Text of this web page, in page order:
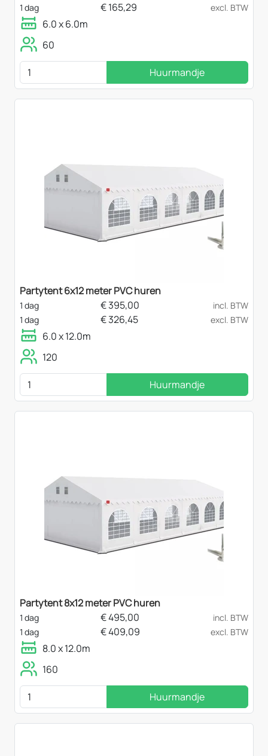
1 dag
€165,29 excl. BTW
6.0 x 6.0m
60
Huurmandje
Partytent 6x12 meter PVC huren
1 dag €395,00
incl. BTW
1 dag
€326,45 excl. BTW
6.0 x 12.0m
120
Huurmandje
Partytent 8x12 meter PVC huren
1 dag €495,00
incl. BTW
1 dag
€409,09 excl. BTW
8.0 x 12.0m
160
Huurmandje